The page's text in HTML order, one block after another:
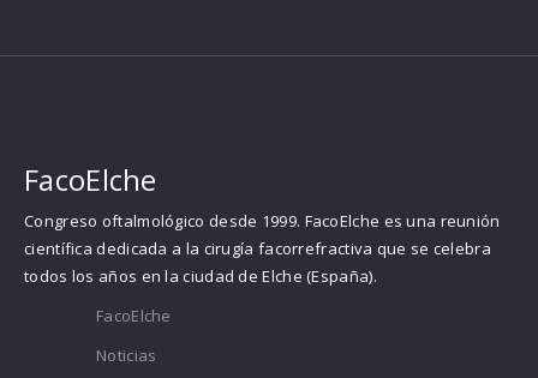
FacoElche
Congreso oftalmológico desde 1999. FacoElche es una reunión
científica dedicada a la cirugía facorrefractiva que se celebra
todos los años en la ciudad de Elche (España).
FacoElche
Noticias